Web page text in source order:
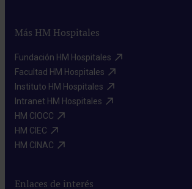
Más HM Hospitales
Fundación HM Hospitales​
Facultad HM Hospitales​
Instituto HM Hospitales​
Intranet HM Hospitales​
HM CIOCC​
HM CIEC​
HM CINAC​
Enlaces de interés